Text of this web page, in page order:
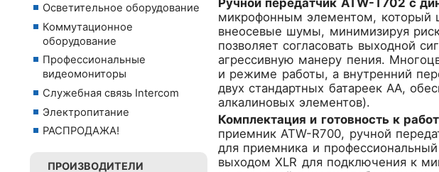
Осветительное оборудование
Коммутационное
оборудование
Профессиональные
видеомониторы
Служебная связь Intercom
Электропитание
РАСПРОДАЖА!
ПРОИЗВОДИТЕЛИ
микрофонным элементом, который
внеосевые шумы, минимизируя риск
позволяет согласовать выходной
агрессивную манеру пения.
и режиме работы, а внутренний
двух стандартных батареек AA,
алкалиновых элементов).
Комплектация и готовность к
приемник ATW-R700, ручной
для приемника и
выходом XLR для подключения к